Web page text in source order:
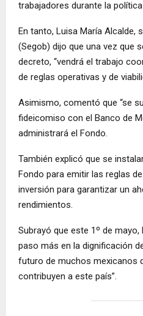
trabajadores durante la
En tanto, Luisa María Alcalde,
(Segob) dijo que una vez que
decreto, “vendrá el trabajo
de reglas operativas y de
Asimismo, comentó que “se
fideicomiso con el Banco de
administrará el Fondo.
También explicó que se
Fondo para emitir las reglas
inversión para garantizar un
rendimientos.
Subrayó que este 1º de mayo,
paso más en la dignificación
futuro de muchos mexicanos
contribuyen a este país”.